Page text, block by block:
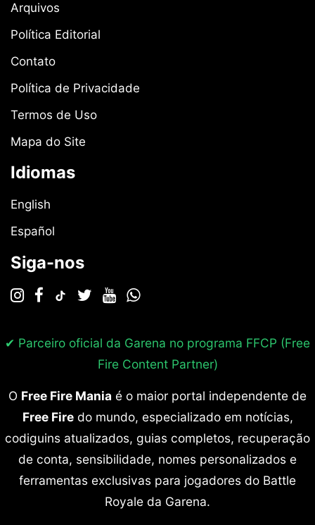
Arquivos
Política Editorial
Contato
Política de Privacidade
Termos de Uso
Mapa do Site
Idiomas
English
Español
Siga-nos
✔ Parceiro oficial da Garena no programa FFCP (Free
Fire Content Partner)
O Free Fire Mania é o maior portal independente de
Free Firedo mundo, especializado em notícias,
codiguins atualizados, guias completos, recuperação
de conta, sensibilidade, nomes personalizados e
ferramentas exclusivas para jogadores do Battle
Royale da Garena.